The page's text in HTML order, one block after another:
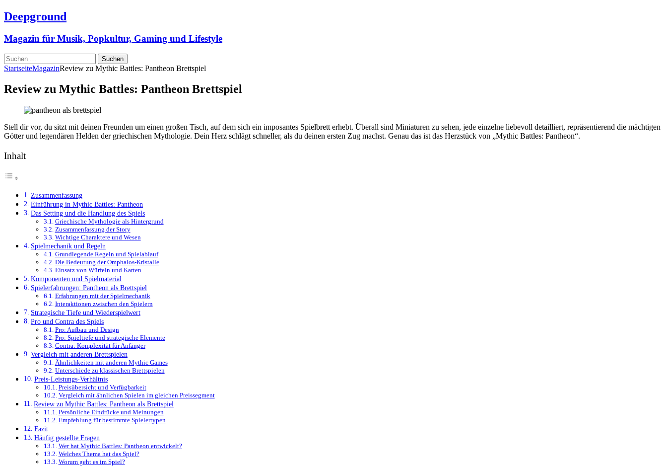
Deepground
Magazin für Musik, Popkultur, Gaming und Lifestyle
Suchen
nach:
StartseiteMagazinReview zu Mythic Battles: Pantheon Brettspiel
Review zu Mythic Battles: Pantheon Brettspiel
Stell dir vor, du sitzt mit deinen Freunden um einen großen Tisch, auf dem sich ein imposantes Spielbrett erhebt. Überall sind Miniaturen zu sehen, jede einzelne liebevoll detailliert, repräsentierend die mächtigen
Götter und legendären Helden der griechischen Mythologie. Dein Herz schlägt schneller, als du deinen ersten Zug machst. Genau das ist das Herzstück von „Mythic Battles: Pantheon“.
Inhalt
Zusammenfassung
Einführung in Mythic Battles: Pantheon
Das Setting und die Handlung des Spiels
Griechische Mythologie als Hintergrund
Zusammenfassung der Story
Wichtige Charaktere und Wesen
Spielmechanik und Regeln
Grundlegende Regeln und Spielablauf
Die Bedeutung der Omphalos-Kristalle
Einsatz von Würfeln und Karten
Komponenten und Spielmaterial
Spielerfahrungen: Pantheon als Brettspiel
Erfahrungen mit der Spielmechanik
Interaktionen zwischen den Spielern
Strategische Tiefe und Wiederspielwert
Pro und Contra des Spiels
Pro: Aufbau und Design
Pro: Spieltiefe und strategische Elemente
Contra: Komplexität für Anfänger
Vergleich mit anderen Brettspielen
Ähnlichkeiten mit anderen Mythic Games
Unterschiede zu klassischen Brettspielen
Preis-Leistungs-Verhältnis
Preisübersicht und Verfügbarkeit
Vergleich mit ähnlichen Spielen im gleichen Preissegment
Review zu Mythic Battles: Pantheon als Brettspiel
Persönliche Eindrücke und Meinungen
Empfehlung für bestimmte Spielertypen
Fazit
Häufig gestellte Fragen
Wer hat Mythic Battles: Pantheon entwickelt?
Welches Thema hat das Spiel?
Worum geht es im Spiel?